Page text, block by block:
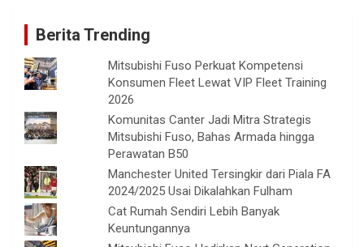
Berita Trending
Mitsubishi Fuso Perkuat Kompetensi
Konsumen Fleet Lewat VIP Fleet Training
2026
Komunitas Canter Jadi Mitra Strategis
Mitsubishi Fuso, Bahas Armada hingga
Perawatan B50
Manchester United Tersingkir dari Piala FA
2024/2025 Usai Dikalahkan Fulham
Cat Rumah Sendiri Lebih Banyak
Keuntungannya